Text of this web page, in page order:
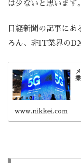
は少ないと思います。
日経新聞の記事に
ろん、非IT業界の
www.nikkei.com